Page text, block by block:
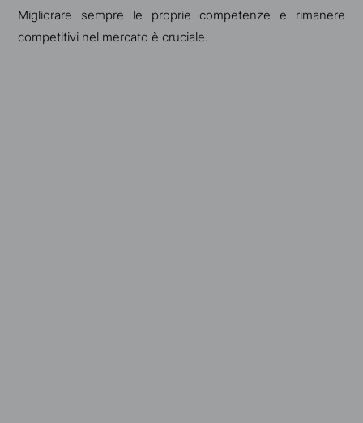
Migliorare sempre le proprie competenze e rimanere
competitivi nel mercato è cruciale.